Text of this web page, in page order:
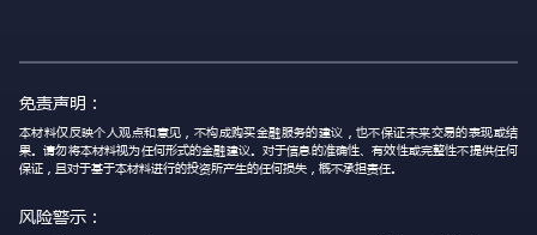
免责声明：
本材料仅反映个人观点和意见，不构成购买金融服务的建议，也不保证未来交易的表现或结
果。请勿将本材料视为任何形式的金融建议。对于信息的准确性、有效性或完整性不提供任何
保证，且对于基于本材料进行的投资所产生的任何损失，概不承担责任。
风险警示：